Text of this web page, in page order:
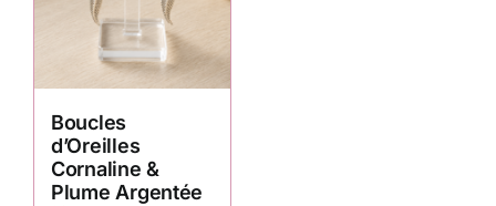
Boucles
d’Oreilles
Cornaline &
Plume Argentée